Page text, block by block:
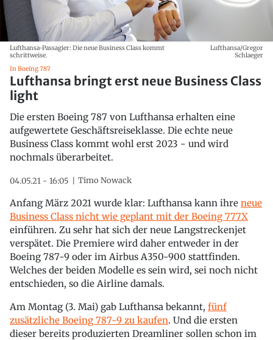
Lufthansa-Passagier: Die neue Business Class kommt
schrittweise.
Lufthansa/Gregor
Schlaeger
In Boeing 787
Lufthansa bringt erst neue Business Class
light
Die ersten Boeing 787 von Lufthansa erhalten eine
aufgewertete Geschäftsreiseklasse. Die echte neue
Business Class kommt wohl erst 2023 - und wird
nochmals überarbeitet.
04.05.21 - 16:05 Timo Nowack
Anfang März 2021 wurde klar: Lufthansa kann ihre neue
Business Class nicht wie geplant mit der Boeing 777X
einführen. Zu sehr hat sich der neue Langstreckenjet
verspätet. Die Premiere wird daher entweder in der
Boeing 787-9 oder im Airbus A350-900 stattfinden.
Welches der beiden Modelle es sein wird, sei noch nicht
entschieden, so die Airline damals.
Am Montag (3. Mai) gab Lufthansa bekannt, fünf
zusätzliche Boeing 787-9 zu kaufen. Und die ersten
dieser bereits produzierten Dreamliner sollen schon im